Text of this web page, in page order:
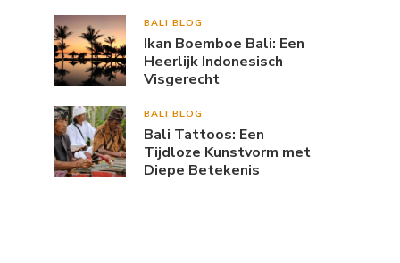
BALI BLOG
Ikan Boemboe Bali: Een
Heerlijk Indonesisch
Visgerecht
BALI BLOG
Bali Tattoos: Een
Tijdloze Kunstvorm met
Diepe Betekenis